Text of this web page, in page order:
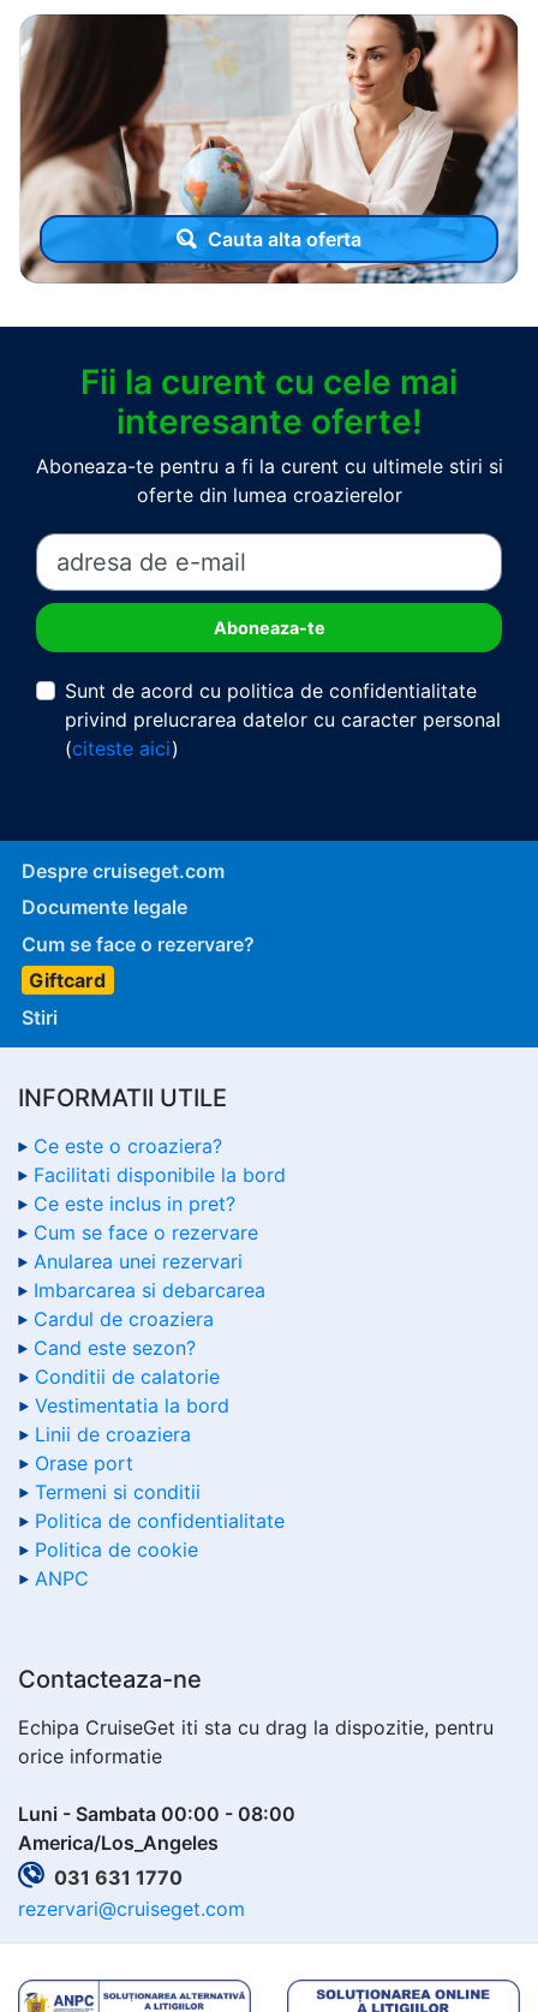
Cauta alta oferta
Fii la curent cu cele mai
interesante oferte!
Aboneaza-te pentru a fi la curent cu ultimele stiri si
oferte din lumea croazierelor
Sunt de acord cu politica de confidentialitate
privind prelucrarea datelor cu caracter personal
(citeste aici)
Despre cruiseget.com
Documente legale
Cum se face o rezervare?
Giftcard
Stiri
INFORMATII UTILE
Ce este o croaziera?
Facilitati disponibile la bord
Ce este inclus in pret?
Cum se face o rezervare
Anularea unei rezervari
Imbarcarea si debarcarea
Cardul de croaziera
Cand este sezon?
Conditii de calatorie
Vestimentatia la bord
Linii de croaziera
Orase port
Termeni si conditii
Politica de confidentialitate
Politica de cookie
ANPC
Contacteaza-ne
Echipa CruiseGet iti sta cu drag la dispozitie, pentru
orice informatie
Luni - Sambata 00:00 - 08:00
America/Los_Angeles
031 631 1770
rezervari@cruiseget.com